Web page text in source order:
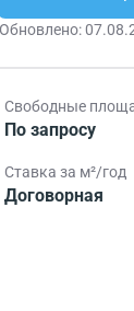
Обновлено:
Свободные
По запросу
Ставка за м²/год
Договорная